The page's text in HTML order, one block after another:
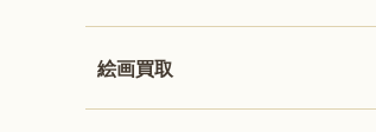
絵画買取